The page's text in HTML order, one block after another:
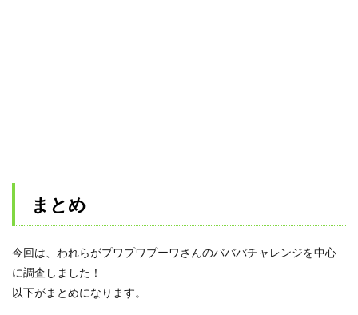
まとめ
今回は、われらがプワプワプーワさんのバババチャレンジを中心
に調査しました！
以下がまとめになります。